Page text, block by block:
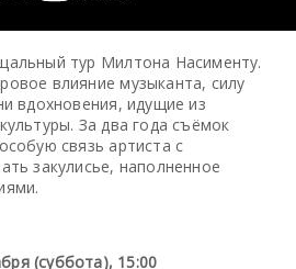
тур Милтона Насименту.
влияние музыканта, силу
вдохновения, идущие из
За два года съёмок
связь артиста с
закулисье, наполненное
(суббота), 15:00